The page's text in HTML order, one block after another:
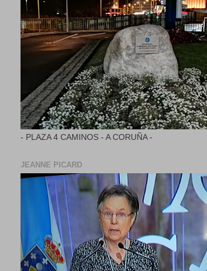
- PLAZA 4 CAMINOS - A CORUÑA -
JEANNE PICARD